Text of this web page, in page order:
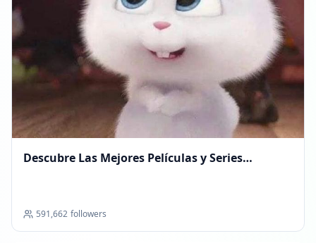
Descubre Las Mejores Películas y Series
591,662 followers